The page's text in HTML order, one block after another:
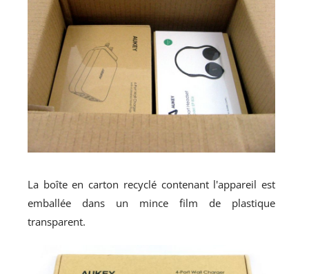
La boîte en carton recyclé contenant l'appareil est
emballée dans un mince film de plastique
transparent.